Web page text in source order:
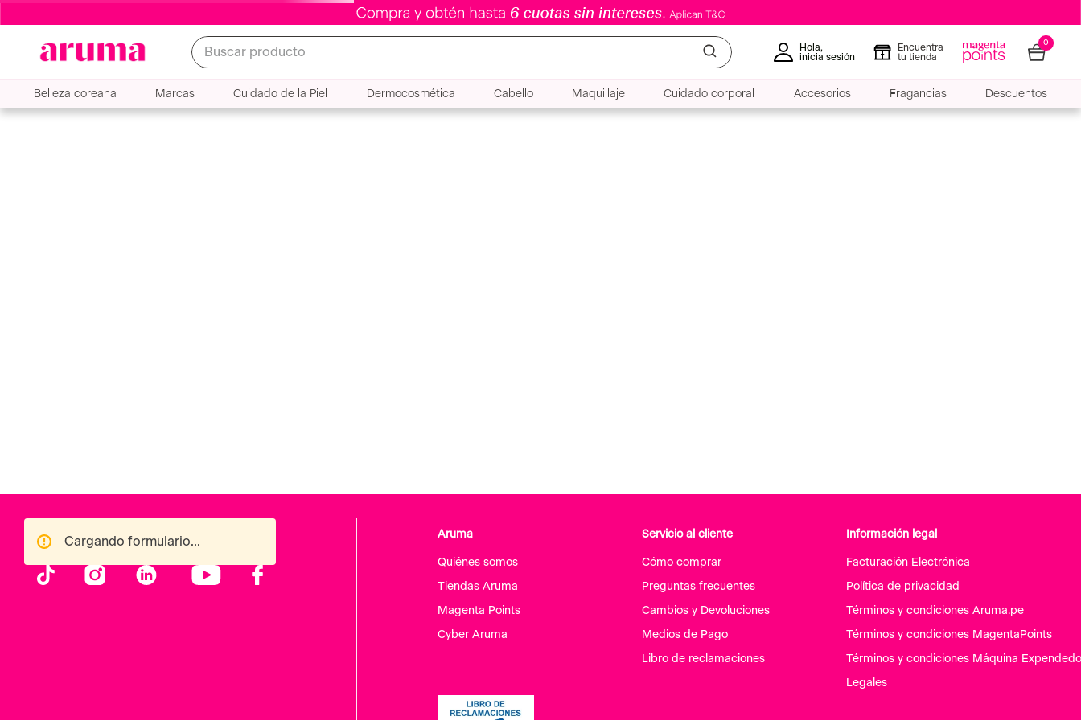
Buscar producto
Hola,
inicia sesión
Encuentra
tu tienda
0
Belleza coreana Marcas Cuidado de la Piel Dermocosmética Cabello Maquillaje Cuidado corporal Accesorios Fragancias Descuentos
Cargando formulario...
Aruma
Quiénes somos
Tiendas Aruma
Magenta Points
Cyber Aruma
Servicio al cliente
Cómo comprar
Preguntas frecuentes
Cambios y Devoluciones
Medios de Pago
Libro de reclamaciones
Información legal
Facturación Electrónica
Política de privacidad
Términos y condiciones Aruma.pe
Términos y condiciones MagentaPoints
Términos y condiciones Máquina
Legales